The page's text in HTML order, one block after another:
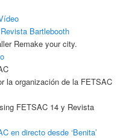
Revista Bartlebooth
Remake your city.
la organización de la FETSAC
FETSAC 14 y Revista
en directo desde ‘Benita’